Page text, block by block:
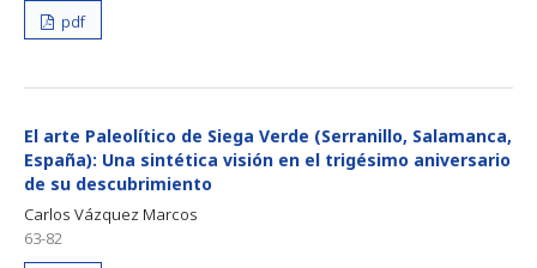
pdf
El arte Paleolítico de Siega Verde (Serranillo, Salamanca,
España): Una sintética visión en el trigésimo aniversario
de su descubrimiento
Carlos Vázquez Marcos
63-82